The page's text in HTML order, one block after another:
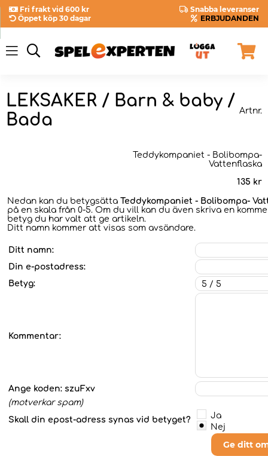
Fri frakt vid 600 kr
Snabba leveranser
Öppet köp 30 dagar
ERBJUDANDEN
LEKSAKER / Barn & baby /
Bada
Artnr.
Teddykompaniet - Bolibompa-
Vattenflaska
135 kr
Nedan kan du betygsätta Teddykompaniet - Bolibompa-
på en skala från 0-5. Om du vill kan du även skriva en
betyg du har valt att ge artikeln.
Ditt namn kommer att visas som avsändare.
Ditt namn:
Din e-postadress:
Betyg:
Kommentar:
Ange koden: szuFxv
(motverkar spam)
Skall din epost-adress synas vid betyget?
Ja
Nej
Ge ditt